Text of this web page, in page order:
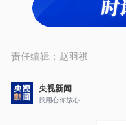
责任编辑： 赵羽祺
央视新闻
我用心你放心